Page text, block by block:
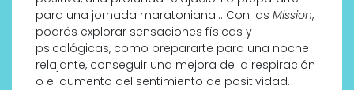
para una jornada maratoniana… Con las Mission,
podrás explorar sensaciones físicas y
psicológicas, como prepararte para una noche
relajante, conseguir una mejora de la respiración
o el aumento del sentimiento de positividad.